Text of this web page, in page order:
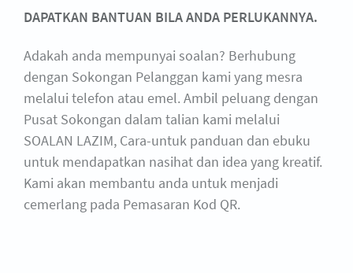
DAPATKAN BANTUAN BILA ANDA PERLUKANNYA.
Adakah anda mempunyai soalan? Berhubung
dengan Sokongan Pelanggan kami yang mesra
melalui telefon atau emel. Ambil peluang dengan
Pusat Sokongan dalam talian kami melalui
SOALAN LAZIM, Cara-untuk panduan dan ebuku
untuk mendapatkan nasihat dan idea yang kreatif.
Kami akan membantu anda untuk menjadi
cemerlang pada Pemasaran Kod QR.